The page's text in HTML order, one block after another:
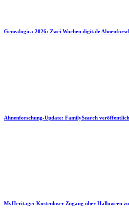
Genealogica 2026: Zwei Wochen digitale
Ahnenforschung-Update: FamilySearch
MyHeritage: Kostenloser Zugang über Halloween